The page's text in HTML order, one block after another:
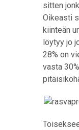
sitten
Oikeasti
kiinteän
löytyy jo
28% on
vasta